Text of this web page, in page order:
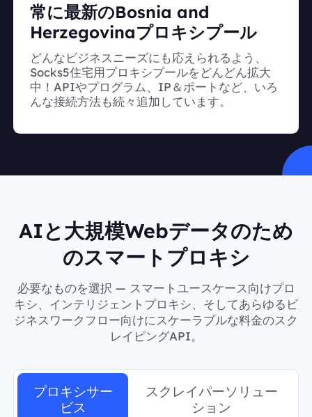
常に最新のBosnia and
Herzegovinaプロキシプール
どんなビジネスニーズにも応えられるよう、
Socks5住宅用プロキシプールをどんどん拡大
中！APIやプログラム、IP＆ポートなど、いろ
んな接続方法も続々追加しています。
AIと大規模Webデータのため
のスマートプロキシ
必要なものを選択 — スマートユースケース向けプロ
キシ、インテリジェントプロキシ、そしてあらゆるビ
ジネスワークフロー向けにスケーラブルな料金のスク
レイピングAPI。
プロキシサー
ビス
スクレイパーソリュー
ション